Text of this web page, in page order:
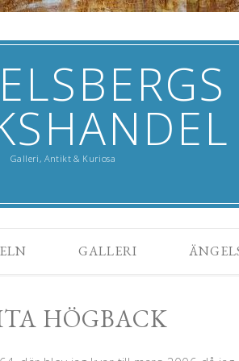
Galleri, Antikt & Kuriosa
GALLERI
HÖGBACK